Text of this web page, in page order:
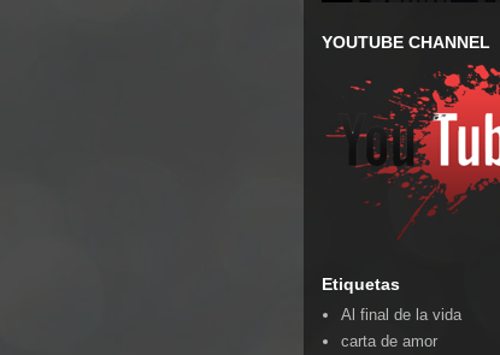
YOUTUBE CHANNEL
Etiquetas
Al final de la vida
carta de amor